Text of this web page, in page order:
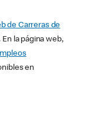
de Carreras de
la página web,
en